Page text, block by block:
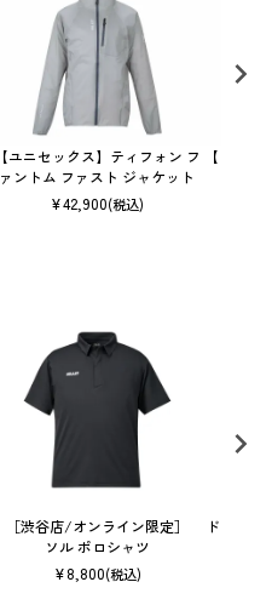
【ユニセックス】ティフォン フ
ァントム ファスト ジャケット
¥42,900(税込)
【ウィ
［渋谷店/オンライン限定］
ソル ポロシャツ
¥8,800(税込)
ドライナ